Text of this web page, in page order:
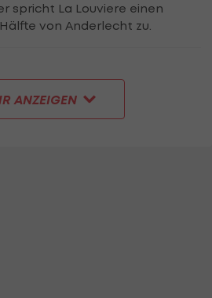
spricht La Louviere einen
von Anderlecht zu.
ANZEIGEN